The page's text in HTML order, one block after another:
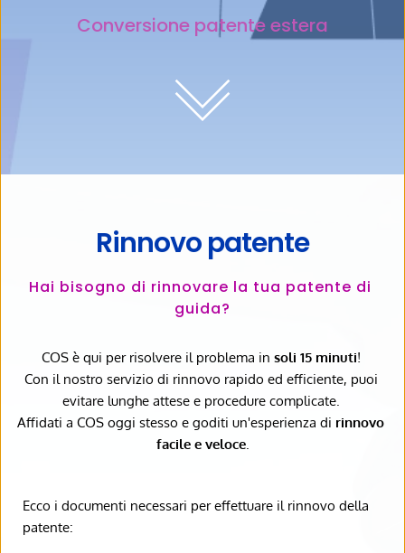
Conversione patente estera
Rinnovo patente
Hai bisogno di rinnovare la tua patente di
guida?
COS è qui per risolvere il problema in soli 15 minuti!
Con il nostro servizio di rinnovo rapido ed efficiente, puoi
evitare lunghe attese e procedure complicate.
Affidati a COS oggi stesso e goditi un'esperienza di rinnovo
facile e veloce.
Ecco i documenti necessari per effettuare il rinnovo della
patente: